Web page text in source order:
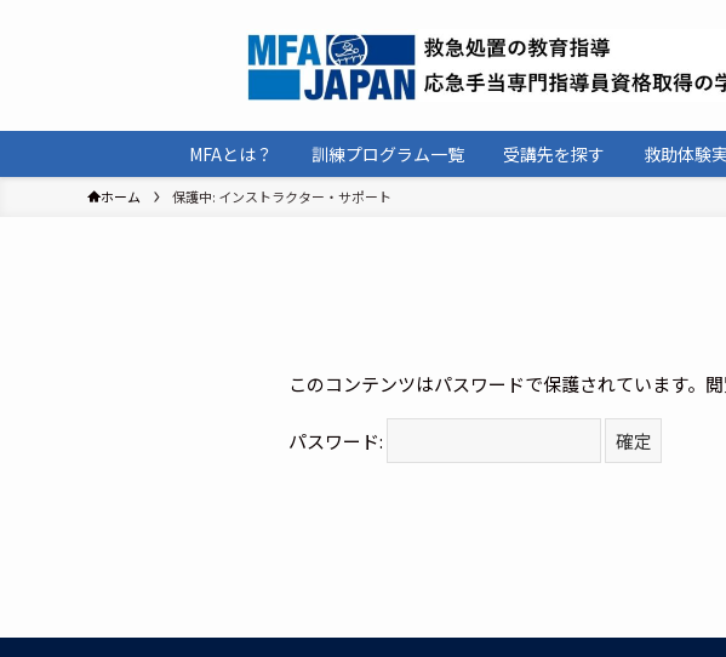
MFAとは？ 訓練プログラム一覧 受講先を探す 救助体験
ホーム 保護中: インストラクター・サポート
このコンテンツはパスワードで保護されています。
パスワード: